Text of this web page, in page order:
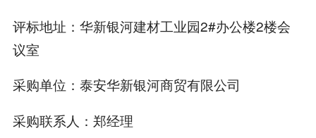
评标地址：华新银河建材工业园2#办公楼2楼会
议室
采购单位：泰安华新银河商贸有限公司
采购联系人：郑经理